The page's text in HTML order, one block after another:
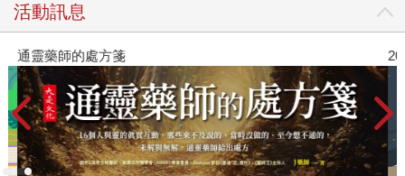
活動訊息
通靈藥師的處方箋